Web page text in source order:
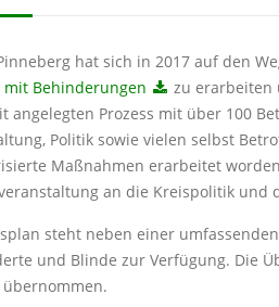
hat sich in 2017 auf den
mit Behinderungen
zu erarbeiten
angelegten Prozess mit über 100
Politik sowie vielen selbst
Maßnahmen erarbeitet
an die Kreispolitik und
steht neben einer
und Blinde zur Verfügung. Die